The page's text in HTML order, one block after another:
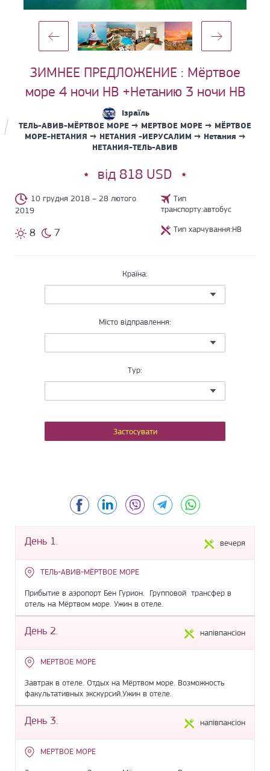
ЗИМНЕЕ ПРЕДЛОЖЕНИЕ : Мёртвое
море 4 ночи HB +Нетанию 3 ночи HB
Ізраїль
ТЕЛЬ-АВИВ-МЁРТВОЕ МОРЕ → МЕРТВОЕ МОРЕ → МЁРТВОЕ
МОРЕ-НЕТАНИЯ → НЕТАНИЯ -ИЕРУСАЛИМ → Нетания →
НЕТАНИЯ-ТЕЛЬ-АВИВ
від 818 USD
10 грудня 2018 – 28 лютого
2019
8 7
Тип
транспорту:автобус
Тип харчування:HB
Країна:
Місто відправлення:
Тур:
Facebook LinkedIn Viber Telegram
День 1. вечеря
ТЕЛЬ-АВИВ-МЁРТВОЕ МОРЕ
Прибытие в аэропорт Бен Гурион. Групповой трансфер в
отель на Мёртвом море. Ужин в отеле.
День 2. напівпансіон
МЕРТВОЕ МОРЕ
Завтрак в отеле. Отдых на Мёртвом море. Возможность
факультативных экскурсий.Ужин в отеле.
День 3. напівпансіон
МЕРТВОЕ МОРЕ